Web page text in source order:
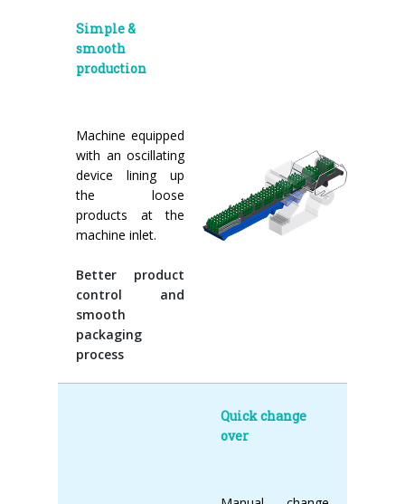
Simple &
smooth
production
Machine equipped
with an oscillating
device lining up
the loose
products at the
machine inlet.
Better product
control and
smooth
packaging
process
Quick change
over